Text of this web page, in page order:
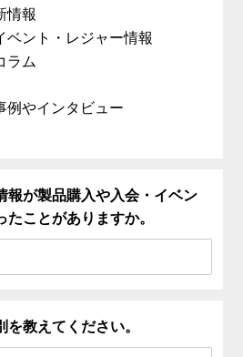
情報
ベント・レジャー情報
ラム
例やインタビュー
報が製品購入や入会・イベン
たことがありますか。
を教えてください。